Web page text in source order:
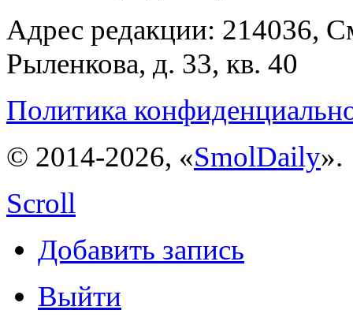
Адрес редакции: 214036,
Рыленкова, д. 33, кв. 40
Политика
© 2014-2026, «SmolDaily».
Scroll
Добавить запись
Выйти